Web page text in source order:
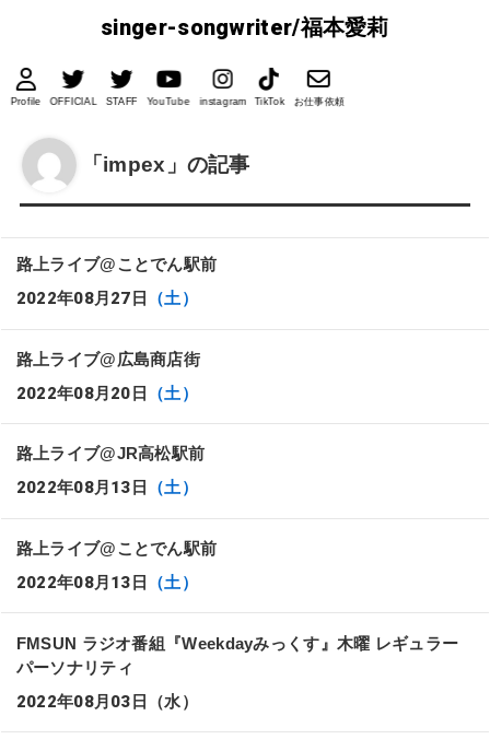
singer-songwriter/福本愛莉
Profile OFFICIAL STAFF YouTube instagram TikTok お仕事依頼
「impex」の記事
路上ライブ@ことでん駅前
2022年08月27日 （土）
路上ライブ@広島商店街
2022年08月20日 （土）
路上ライブ@JR高松駅前
2022年08月13日 （土）
路上ライブ@ことでん駅前
2022年08月13日 （土）
FMSUN ラジオ番組『Weekdayみっくす』木曜 レギュラー
パーソナリティ
2022年08月03日 （水）